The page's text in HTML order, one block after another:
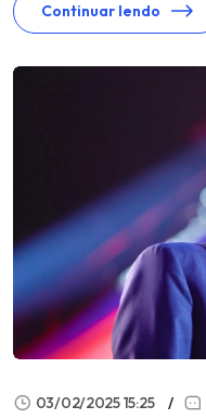
Continuar lendo
03/02/2025 15:25